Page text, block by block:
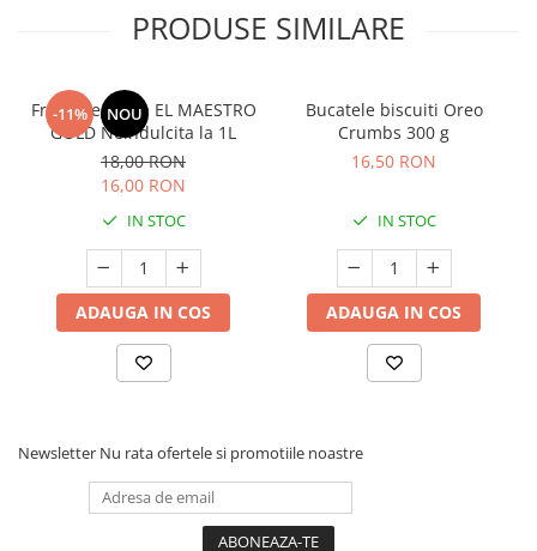
PRODUSE SIMILARE
-11% NOU
Frisca vegetala EL MAESTRO
GOLD Neindulcita la 1L
18,00 RON
16,00 RON
IN STOC
ADAUGA IN COS
Bucatele biscuiti Oreo
Crumbs 300 g
16,50 RON
IN STOC
ADAUGA IN COS
Newsletter Nu rata ofertele si promotiile noastre